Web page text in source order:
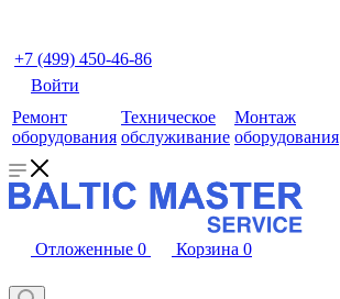
+7 (499) 450-46-86
Войти
Ремонт
оборудования
Техническое
обслуживание
Монтаж
оборудования
Отложенные 0 Корзина 0